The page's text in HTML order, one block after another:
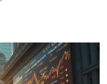
какие ошибки
стратегии могут
разговор о
Узнайте, как не
и извлекать